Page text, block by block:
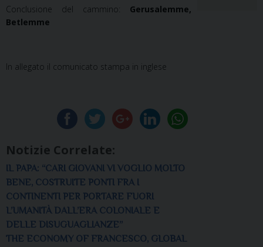
Conclusione del cammino: Gerusalemme,
Betlemme
In allegato il comunicato stampa in inglese
Notizie Correlate:
IL PAPA: “CARI GIOVANI VI VOGLIO MOLTO
BENE, COSTRUITE PONTI FRA I
CONTINENTI PER PORTARE FUORI
L’UMANITÀ DALL’ERA COLONIALE E
DELLE DISUGUAGLIANZE”
THE ECONOMY OF FRANCESCO, GLOBAL